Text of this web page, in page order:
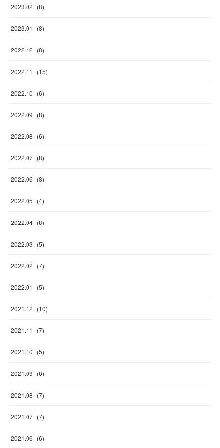
2023.02 (8)
2023.01 (8)
2022.12 (8)
2022.11 (15)
2022.10 (6)
2022.09 (8)
2022.08 (6)
2022.07 (8)
2022.06 (8)
2022.05 (4)
2022.04 (8)
2022.03 (5)
2022.02 (7)
2022.01 (5)
2021.12 (10)
2021.11 (7)
2021.10 (5)
2021.09 (6)
2021.08 (7)
2021.07 (7)
2021.06 (6)